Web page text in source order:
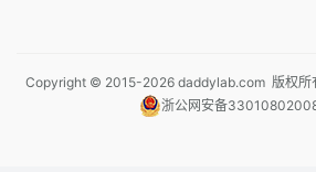
Copyright © 2015-2026 daddylab.com 版权所
浙公网安备